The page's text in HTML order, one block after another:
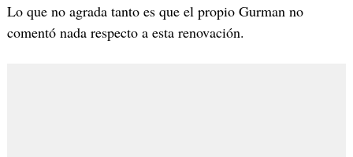
Lo que no agrada tanto es que el propio Gurman no
comentó nada respecto a esta renovación.